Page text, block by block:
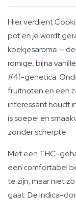
Hier verdient
pot en je wordt
koekjesaroma —
romige, bijna
#41-genetica.
fruitnoten en een
interessant houdt
is soepel en
zonder scherpte.
Met een THC-
een comfortabel
te zijn, maar niet
gaat. De indica-